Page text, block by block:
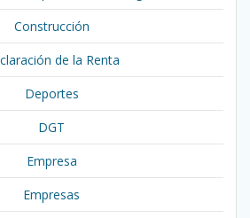
Construcción
de la Renta
Deportes
DGT
Empresa
Empresas